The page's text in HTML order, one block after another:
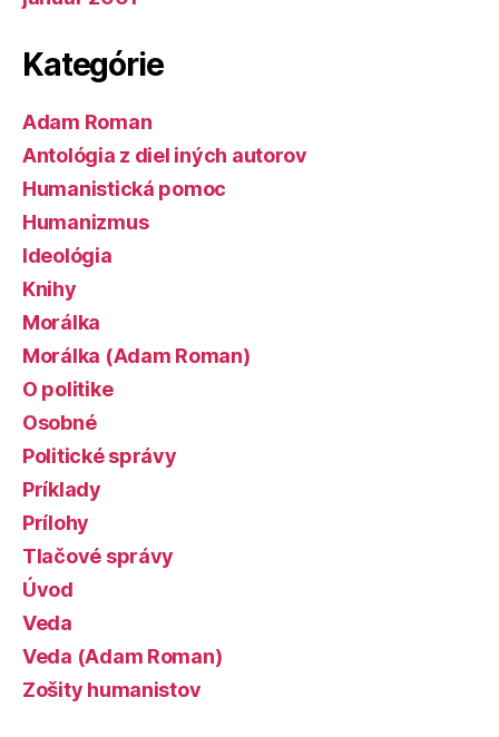
Kategórie
Adam Roman
Antológia z diel iných autorov
Humanistická pomoc
Humanizmus
Ideológia
Knihy
Morálka
Morálka (Adam Roman)
O politike
Osobné
Politické správy
Príklady
Prílohy
Tlačové správy
Úvod
Veda
Veda (Adam Roman)
Zošity humanistov